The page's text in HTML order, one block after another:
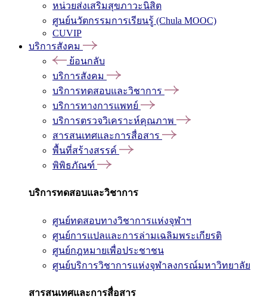
หน่วยส่งเสริมสุขภาวะนิสิต
ศูนย์นวัตกรรมการเรียนรู้ (Chula MOOC)
CUVIP
บริการสังคม
ย้อนกลับ
บริการสังคม
บริการทดสอบและวิชาการ
บริการทางการแพทย์
บริการตรวจวิเคราะห์คุณภาพ
สารสนเทศและการสื่อสาร
พื้นที่สร้างสรรค์
พิพิธภัณฑ์
บริการทดสอบและวิชาการ
ศูนย์ทดสอบทางวิชาการแห่งจุฬาฯ
ศูนย์การแปลและการล่ามเฉลิมพระเกียรติ
ศูนย์กฎหมายเพื่อประชาชน
ศูนย์บริการวิชาการแห่งจุฬาลงกรณ์มหาวิทยาลัย
สารสนเทศและการสื่อสาร